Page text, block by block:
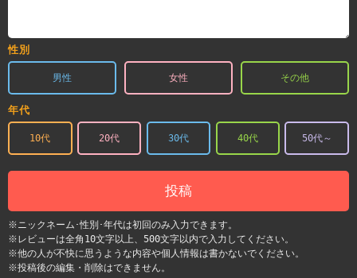
性別
男性 女性 その他
年代
10代 20代 30代 40代 50代～
投稿
※ニックネーム･性別･年代は初回のみ入力できます。
※レビューは全角10文字以上、500文字以内で入力してください。
※他の人が不快に思うような内容や個人情報は書かないでください。
※投稿後の編集・削除はできません。